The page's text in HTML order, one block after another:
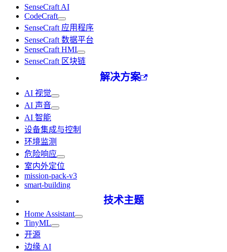
SenseCraft AI
CodeCraft
SenseCraft 应用程序
SenseCraft 数据平台
SenseCraft HMI
SenseCraft 区块链
解决方案
AI 视觉
AI 声音
AI 智能
设备集成与控制
环境监测
危险响应
室内外定位
mission-pack-v3
smart-building
技术主题
Home Assistant
TinyML
开源
边缘 AI